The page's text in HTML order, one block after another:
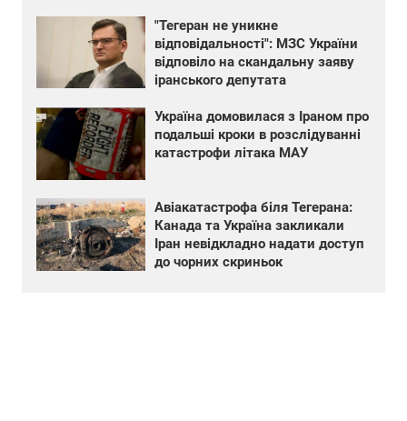
"Тегеран не уникне
відповідальності": МЗС України
відповіло на скандальну заяву
іранського депутата
Україна домовилася з Іраном про
подальші кроки в розслідуванні
катастрофи літака МАУ
Авіакатастрофа біля Тегерана:
Канада та Україна закликали
Іран невідкладно надати доступ
до чорних скриньок